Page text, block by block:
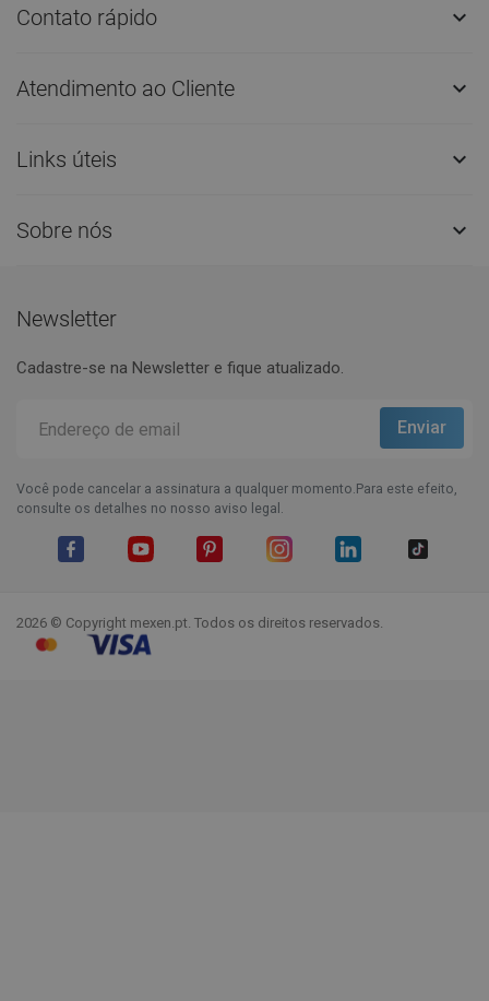
Contato rápido 
Atendimento ao Cliente 
Links úteis 
Sobre nós 
Newsletter
Cadastre-se na Newsletter e fique atualizado.
Você pode cancelar a assinatura a qualquer momento.Para este efeito,
consulte os detalhes no nosso aviso legal.
2026 © Copyright mexen.pt. Todos os direitos reservados.